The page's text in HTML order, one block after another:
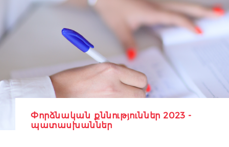
Փորձնական քննություններ 2023 -
պատասխաններ